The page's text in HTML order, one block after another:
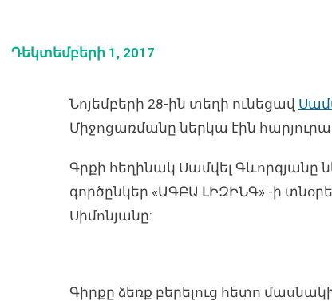
Դեկտեմբերի 1, 2017
Նոյեմբերի 28-ին տեղի ունեցավ
Միջոցառմանը ներկա էին
Գրքի հեղինակ Սամվել Գևորգյանը
գործընկեր «ԱԳԲԱ ԼԻԶԻՆԳ» -ի
Սիմոնյանը:
Գիրքը ձեռք բերելուց հետո